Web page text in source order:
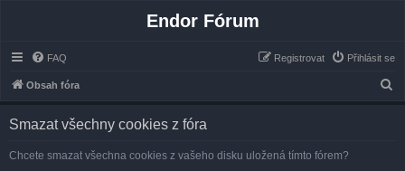
Endor Fórum
FAQ Přihlásit se
Registrovat
Obsah fóra
Smazat všechny cookies z fóra
Chcete smazat všechna cookies z vašeho disku uložená tímto fórem?